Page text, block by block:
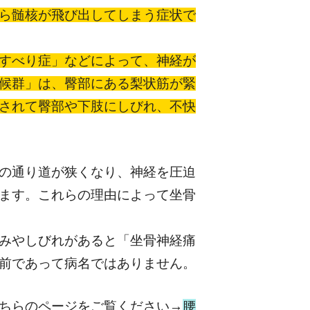
髄核が飛び出してしまう症状で
べり症」などによって、神経が
群」は、臀部にある梨状筋が緊
れて臀部や下肢にしびれ、不快
通り道が狭くなり、神経を圧迫
す。これらの理由によって坐骨
やしびれがあると「坐骨神経痛
であって病名ではありません。
らのページをご覧ください→ 腰